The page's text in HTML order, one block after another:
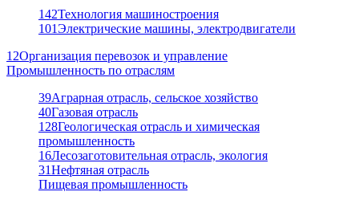
142Технология машиностроения
101Электрические машины, электродвигатели
12Организация перевозок и управление
Промышленность по отраслям
39Аграрная отрасль, сельское хозяйство
40Газовая отрасль
128Геологическая отрасль и химическая
промышленность
16Лесозаготовительная отрасль, экология
31Нефтяная отрасль
Пищевая промышленность